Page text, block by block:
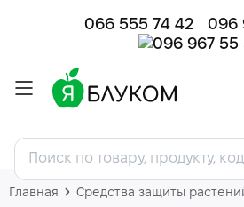
066 555 74 42 096
Главная Средства защиты